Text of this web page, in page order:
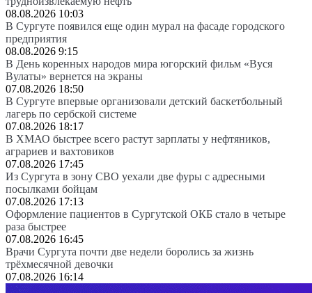
08.08.2026 10:03
В Сургуте появился еще один мурал на фасаде городского
предприятия
08.08.2026 9:15
В День коренных народов мира югорский фильм «Вуся
Вулаты» вернется на экраны
07.08.2026 18:50
В Сургуте впервые организовали детский баскетбольный
лагерь по сербской системе
07.08.2026 18:17
В ХМАО быстрее всего растут зарплаты у нефтяников,
аграриев и вахтовиков
07.08.2026 17:45
Из Сургута в зону СВО уехали две фуры с адресными
посылками бойцам
07.08.2026 17:13
Оформление пациентов в Сургутской ОКБ стало в четыре
раза быстрее
07.08.2026 16:45
Врачи Сургута почти две недели боролись за жизнь
трёхмесячной девочки
07.08.2026 16:14